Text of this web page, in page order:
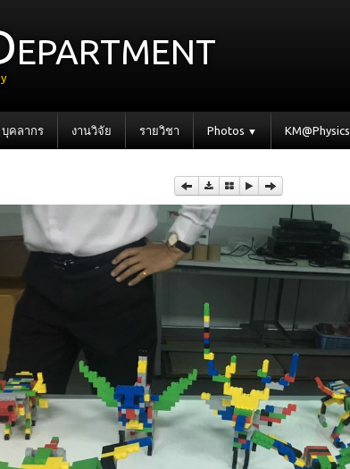
บุคลากร งานวิจัย รายวิชา Photos ▼ KM@Physics